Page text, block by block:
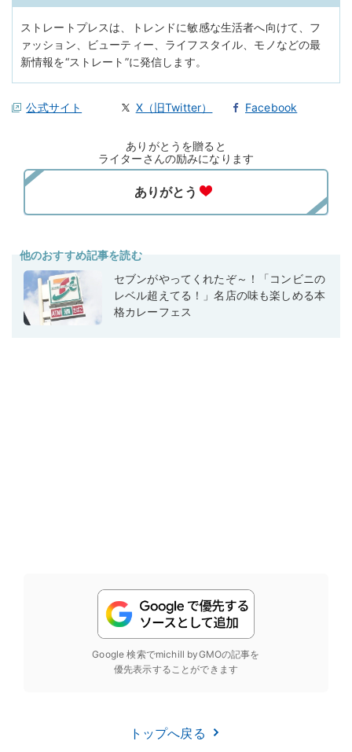
ストレートプレスは、トレンドに敏感な生活者へ向けて、フ
ァッション、ビューティー、ライフスタイル、モノなどの最
新情報を“ストレート”に発信します。
公式サイト X（旧Twitter） Facebook
ありがとうを贈ると
ライターさんの励みになります
他のおすすめ記事を読む
セブンがやってくれたぞ～！「コンビニの
レベル超えてる！」名店の味も楽しめる本
格カレーフェス
Google 検索でmichill byGMOの記事を
優先表示することができます
トップへ戻る